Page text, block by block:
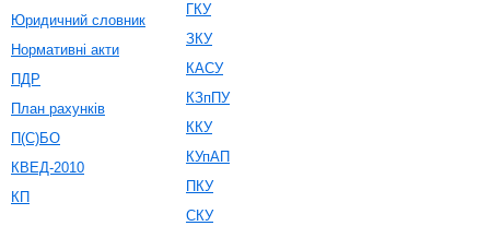
Юридичний словник
Нормативні акти
ПДР
План рахунків
П(С)БО
КВЕД-2010
КП
ГКУ
ЗКУ
КАСУ
КЗпПУ
ККУ
КУпАП
ПКУ
СКУ